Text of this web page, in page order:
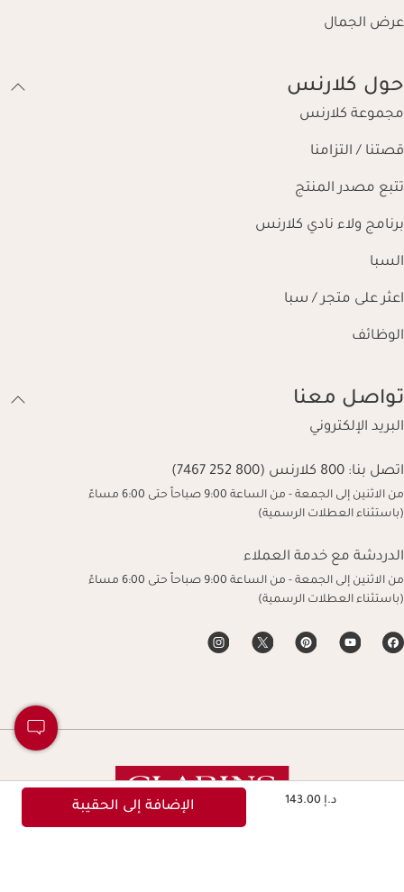
د.إ 143.00 الإضافة إلى الحقيبة
عرض الجمال
حول كلارنس
مجموعة كلارنس
قصتنا / التزامنا
تتبع مصدر المنتج
برنامج ولاء نادي كلارنس
السبا
اعثر على متجر / سبا
الوظائف
تواصل معنا
البريد الإلكتروني
اتصل بنا: 800 كلارنس (800 252 7467)
من الاثنين إلى الجمعة - من الساعة 9:00 صباحاً حتى 6:00 مساءً
(باستثناء العطلات الرسمية)
الدردشة مع خدمة العملاء
من الاثنين إلى الجمعة - من الساعة 9:00 صباحاً حتى 6:00 مساءً
(باستثناء العطلات الرسمية)
نجعل الحياة أكثر جمالاً، ونورث كوكبًا أكثر جمالاً.